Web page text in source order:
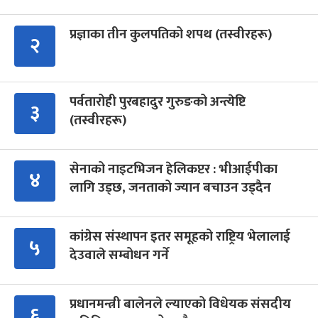
२ प्रज्ञाका तीन कुलपतिको शपथ (तस्वीरहरू)
३
पर्वतारोही पुरबहादुर गुरुङको अन्त्येष्टि
(तस्वीरहरू)
४
सेनाको नाइटभिजन हेलिकप्टर : भीआईपीका
लागि उड्छ, जनताको ज्यान बचाउन उड्दैन
५
कांग्रेस संस्थापन इतर समूहको राष्ट्रिय भेलालाई
देउवाले सम्बोधन गर्ने
प्रधानमन्त्री बालेनले ल्याएको विधेयक संसदीय